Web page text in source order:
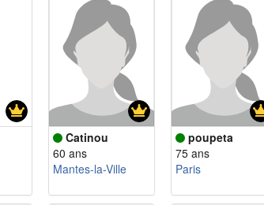
Catinou
60 ans
Mantes-la-Ville
poupeta
75 ans
Paris